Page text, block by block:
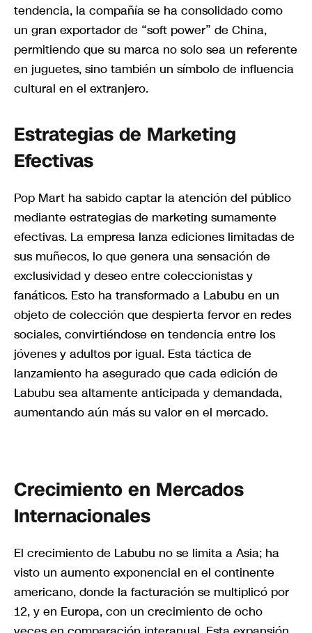
tendencia, la compañía se ha consolidado como
un gran exportador de “soft power” de China,
permitiendo que su marca no solo sea un referente
en juguetes, sino también un símbolo de influencia
cultural en el extranjero.
Estrategias de Marketing
Efectivas
Pop Mart ha sabido captar la atención del público
mediante estrategias de marketing sumamente
efectivas. La empresa lanza ediciones limitadas de
sus muñecos, lo que genera una sensación de
exclusividad y deseo entre coleccionistas y
fanáticos. Esto ha transformado a Labubu en un
objeto de colección que despierta fervor en redes
sociales, convirtiéndose en tendencia entre los
jóvenes y adultos por igual. Esta táctica de
lanzamiento ha asegurado que cada edición de
Labubu sea altamente anticipada y demandada,
aumentando aún más su valor en el mercado.
Crecimiento en Mercados
Internacionales
El crecimiento de Labubu no se limita a Asia; ha
visto un aumento exponencial en el continente
americano, donde la facturación se multiplicó por
12, y en Europa, con un crecimiento de ocho